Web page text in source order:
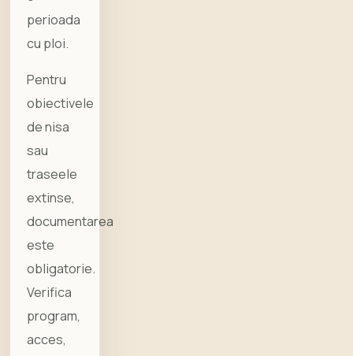
perioada
cu ploi.
Pentru
obiectivele
de nisa
sau
traseele
extinse,
documentarea
este
obligatorie.
Verifica
program,
acces,